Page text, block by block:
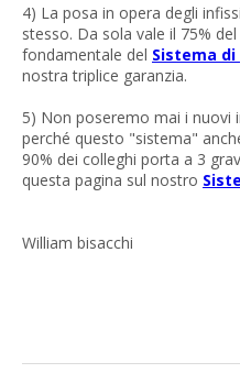
4) La posa in opera degli
stesso. Da sola vale il 75%
fondamentale del Sistema di
nostra triplice garanzia.
5) Non poseremo mai i nuovi
perché questo "sistema"
90% dei colleghi porta a 3
questa pagina sul nostro
William bisacchi